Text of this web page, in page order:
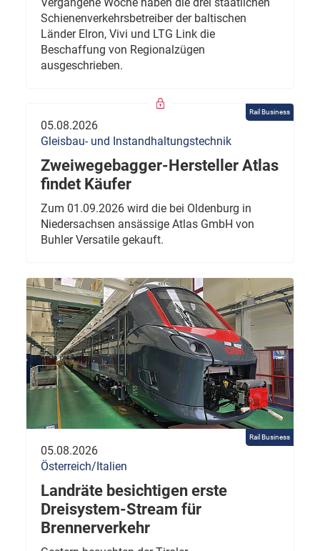
Schienenverkehrsbetreiber der baltischen
Länder Elron, Vivi und LTG Link die
Beschaffung von Regionalzügen
ausgeschrieben.
Rail Business
05.08.2026
Gleisbau- und Instandhaltungstechnik
Zweiwegebagger-Hersteller Atlas
findet Käufer
Zum 01.09.2026 wird die bei Oldenburg in
Niedersachsen ansässige Atlas GmbH von
Buhler Versatile gekauft.
Rail Business
05.08.2026
Österreich/Italien
Landräte besichtigen erste
Dreisystem-Stream für
Brennerverkehr